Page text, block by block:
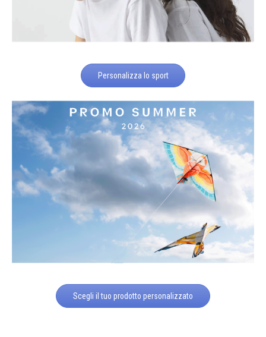
Personalizza lo sport
Scegli il tuo prodotto personalizzato